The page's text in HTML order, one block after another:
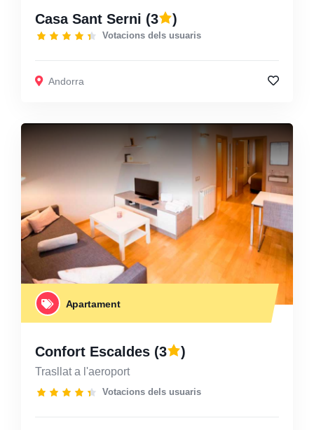
Casa Sant Serni (3 )
Votacions dels usuaris
Andorra
Apartament
Confort Escaldes (3 )
Trasllat a l'aeroport
Votacions dels usuaris